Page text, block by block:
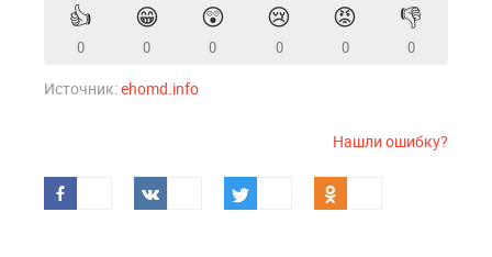
👍
0
😁
0
😲
0
😢
0
😡
0
👎
0
Источник:ehomd.info
Нашли ошибку?